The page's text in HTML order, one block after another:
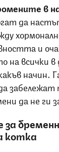
в
да
и
на всички
начин.
забележат
да не ги
за
котка